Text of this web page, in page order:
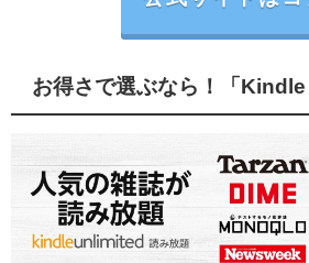
お得さで選ぶなら！「Kindle